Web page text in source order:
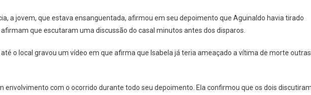
a jovem, que estava ensanguentada, afirmou em seu depoimento que Aguinaldo havia tirado
que escutaram uma discussão do casal minutos antes dos disparos.
o local gravou um vídeo em que afirma que Isabela já teria ameaçado a vítima de morte outras
envolvimento com o ocorrido durante todo seu depoimento. Ela confirmou que os dois